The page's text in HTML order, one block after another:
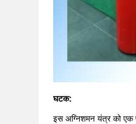
घटक:
इस अग्निशमन यंत्र को एक